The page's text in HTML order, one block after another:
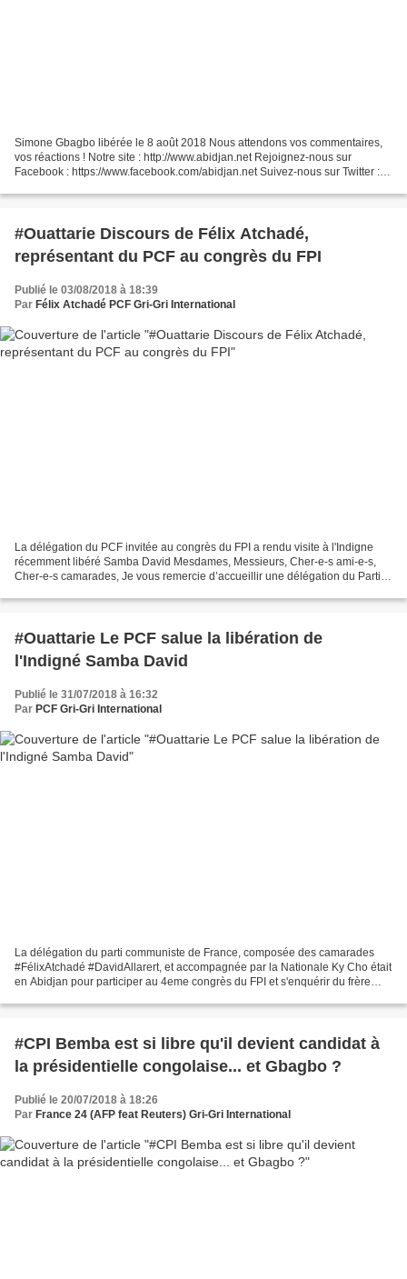
Simone Gbagbo libérée le 8 août 2018 Nous attendons vos commentaires,
vos réactions ! Notre site : http://www.abidjan.net Rejoignez-nous sur
Facebook : https://www.facebook.com/abidjan.net Suivez-nous sur Twitter :
#Ouattarie Discours de Félix Atchadé,
représentant du PCF au congrès du FPI
Publié le 03/08/2018 à 18:39
Par Félix Atchadé PCF Gri-Gri International
La délégation du PCF invitée au congrès du FPI a rendu visite à l'Indigne
récemment libéré Samba David Mesdames, Messieurs, Cher-e-s ami-e-s,
Cher-e-s camarades, Je vous remercie d’accueillir une délégation du Parti
#Ouattarie Le PCF salue la libération de
l'Indigné Samba David
Publié le 31/07/2018 à 16:32
Par PCF Gri-Gri International
La délégation du parti communiste de France, composée des camarades
#FélixAtchadé #DavidAllarert, et accompagnée par la Nationale Ky Cho était
en Abidjan pour participer au 4eme congrès du FPI et s'enquérir du frère
#CPI Bemba est si libre qu'il devient candidat à
la présidentielle congolaise... et Gbagbo ?
Publié le 20/07/2018 à 18:26
Par France 24 (AFP feat Reuters) Gri-Gri International